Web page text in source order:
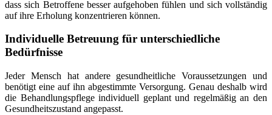
dass sich Betroffene besser aufgehoben fühlen und sich vollständig
auf ihre Erholung konzentrieren können.
Individuelle Betreuung für unterschiedliche
Bedürfnisse
Jeder Mensch hat andere gesundheitliche Voraussetzungen und
benötigt eine auf ihn abgestimmte Versorgung. Genau deshalb wird
die Behandlungspflege individuell geplant und regelmäßig an den
Gesundheitszustand angepasst.